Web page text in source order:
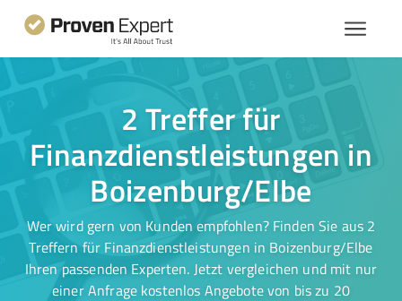
2 Treffer für
Finanzdienstleistungen in
Boizenburg/Elbe
Wer wird gern von Kunden empfohlen? Finden Sie aus 2
Treffern für Finanzdienstleistungen in Boizenburg/Elbe
Ihren passenden Experten. Jetzt vergleichen und mit nur
einer Anfrage kostenlos Angebote von bis zu 20